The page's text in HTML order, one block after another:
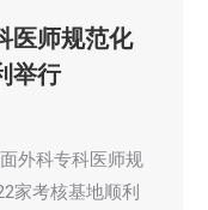
医师规范化
举行
外科专科医师规
家考核基地顺利